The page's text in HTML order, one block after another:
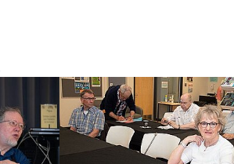
Show larger version